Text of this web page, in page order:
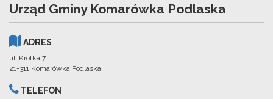
Urząd Gminy Komarówka Podlaska
ADRES
ul. Krótka 7
21-311 Komarówka Podlaska
TELEFON